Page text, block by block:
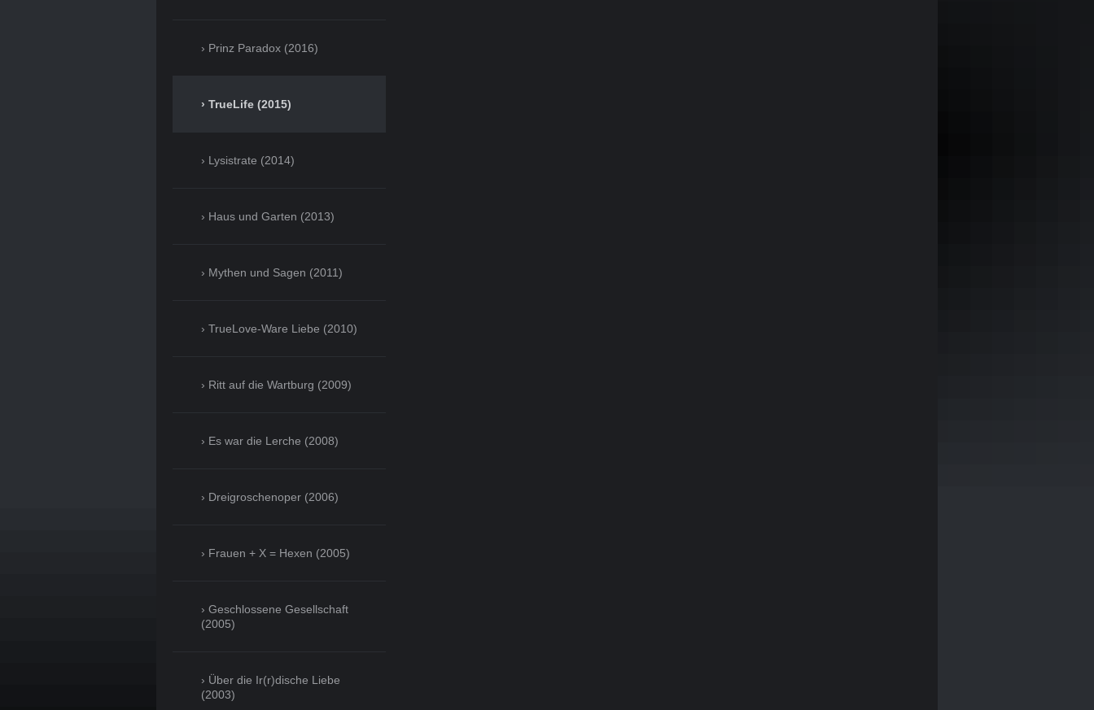
Prinz Paradox (2016)
TrueLife (2015)
Lysistrate (2014)
Haus und Garten (2013)
Mythen und Sagen (2011)
TrueLove-Ware Liebe (2010)
Ritt auf die Wartburg (2009)
Es war die Lerche (2008)
Dreigroschenoper (2006)
Frauen + X = Hexen (2005)
Geschlossene Gesellschaft
(2005)
Über die Ir(r)dische Liebe
(2003)